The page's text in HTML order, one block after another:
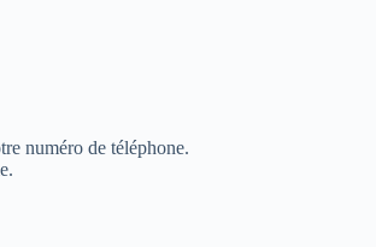
numéro de téléphone.